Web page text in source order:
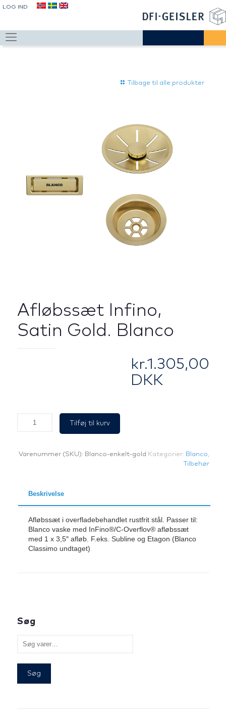
LOG IND
Tilbage til alle produkter
Afløbssæt Infino,
Satin Gold. Blanco
kr.1.305,00
DKK
Infino,
Blanco
Tilføj til kurv
Varenummer (SKU): Blanco-enkelt-gold Kategorier: Blanco,
Tilbehør
Beskrivelse
Afløbssæt i overfladebehandlet rustfrit stål. Passer til:
Blanco vaske med InFino®/C-Overflov® afløbssæt
med 1 x 3,5″ afløb. F.eks. Subline og Etagon (Blanco
Classimo undtaget)
Søg
Søg